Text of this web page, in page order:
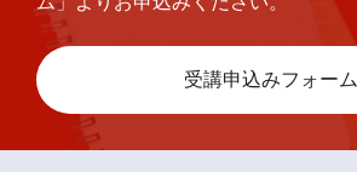
受講申込みフォーム